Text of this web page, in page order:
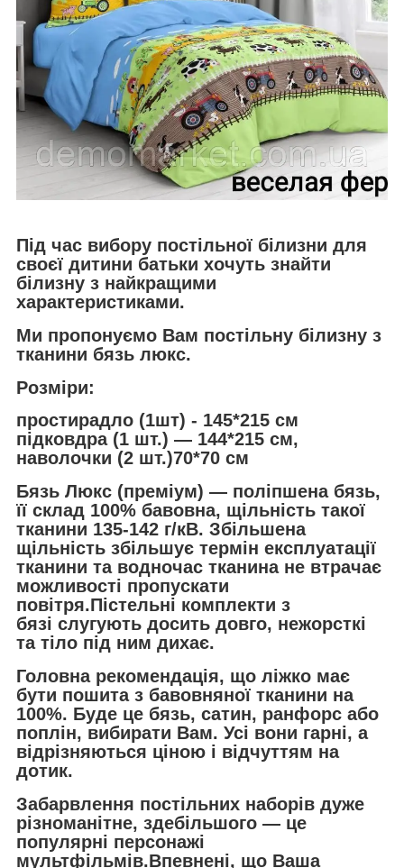
Під час вибору постільної білизни для
своєї дитини батьки хочуть знайти
білизну з найкращими
характеристиками.
Ми пропонуємо Вам постільну білизну з
тканини бязь люкс.
Розміри:
простирадло (1шт) - 145*215 см
підковдра (1 шт.) — 144*215 см,
наволочки (2 шт.)70*70 см
Бязь Люкс (преміум) — поліпшена бязь,
її склад 100% бавовна, щільність такої
тканини 135-142 г/кВ. Збільшена
щільність збільшує термін експлуатації
тканини та водночас тканина не втрачає
можливості пропускати
повітря.Пістельні комплекти з
бязі слугують досить довго, нежорсткі
та тіло під ним дихає.
Головна рекомендація, що ліжко має
бути пошита з бавовняної тканини на
100%. Буде це бязь, сатин, ранфорс або
поплін, вибирати Вам. Усі вони гарні, а
відрізняються ціною і відчуттям на
дотик.
Забарвлення постільних наборів дуже
різноманітне, здебільшого — це
популярні персонажі
мультфільмів.Впевнені, що Ваша